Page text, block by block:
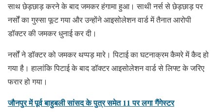
साथ छेड़छाड़ करने के बाद जमकर हंगामा हुआ। साथी नर्स से छेड़छाड़ पर
नर्सों का गुस्सा फूट गया और उन्होंने आइसोलेशन वार्ड में तैनात आरोपी
डॉक्टर की जमकर धुनाई कर दी।
नर्सों ने डॉक्टर को जमकर थप्पड़ मारे। पिटाई का घटनाक्रम कैमरे में कैद हो
गया है। हालांकि पिटाई के बाद डॉक्टर आइसोलेशन वार्ड से लिफ्ट के जरिए
फरार हो गया।
जौनपुर में पूर्व बाहुबली सांसद के पुत्र समेत 11 पर लगा गैंगेस्टर